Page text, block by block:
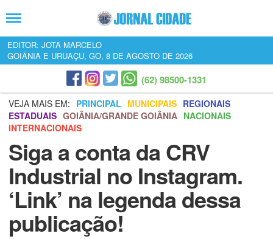
EDITOR: JOTA MARCELO
GOIÂNIA E URUAÇU, GO, 8 DE AGOSTO DE 2026
(62) 98500-1331
VEJA MAIS EM: PRINCIPAL MUNICIPAIS REGIONAIS
ESTADUAIS GOIÂNIA/GRANDE GOIÂNIA NACIONAIS
INTERNACIONAIS
Siga a conta da CRV
Industrial no Instagram.
‘Link’ na legenda dessa
publicação!